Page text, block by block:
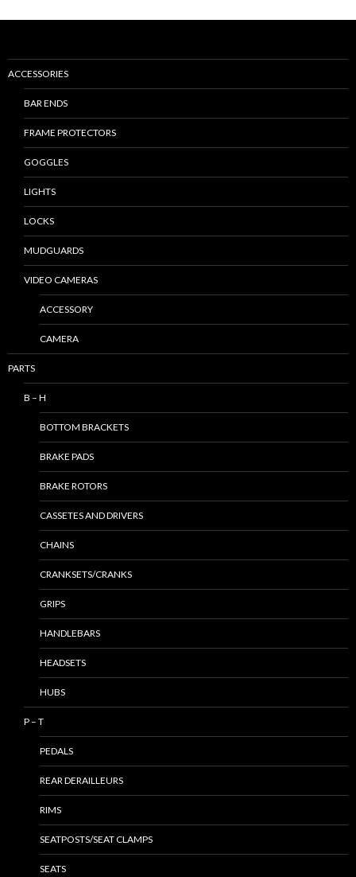
ACCESSORIES
BAR ENDS
FRAME PROTECTORS
GOGGLES
LIGHTS
LOCKS
MUDGUARDS
VIDEO CAMERAS
ACCESSORY
CAMERA
PARTS
B – H
BOTTOM BRACKETS
BRAKE PADS
BRAKE ROTORS
CASSETES AND DRIVERS
CHAINS
CRANKSETS/CRANKS
GRIPS
HANDLEBARS
HEADSETS
HUBS
P – T
PEDALS
REAR DERAILLEURS
RIMS
SEATPOSTS/SEAT CLAMPS
SEATS